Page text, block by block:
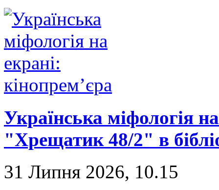
Українська міфологія
"Хрещатик 48/2" в
31 Липня 2026, 10.15